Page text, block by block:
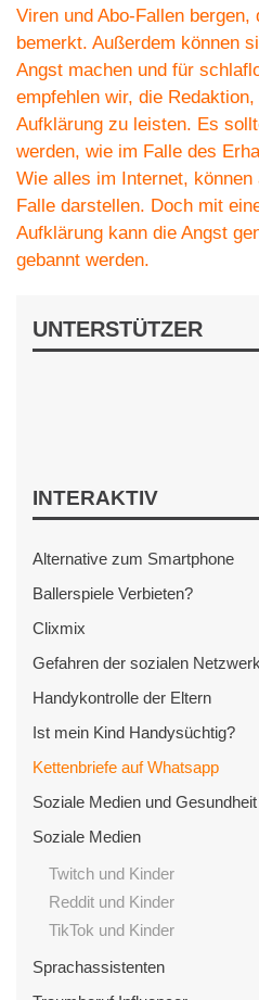
Viren und Abo-Fallen bergen,
bemerkt. Außerdem können
Angst machen und für
empfehlen wir, die
Aufklärung zu leisten. Es
werden, wie im Falle des
Wie alles im Internet,
Falle darstellen. Doch mit
Aufklärung kann die Angst
gebannt werden.
UNTERSTÜTZER
INTERAKTIV
Alternative zum Smartphone
Ballerspiele Verbieten?
Clixmix
Gefahren der sozialen
Handykontrolle der Eltern
Ist mein Kind Handysüchtig?
Kettenbriefe auf Whatsapp
Soziale Medien und Gesundheit
Soziale Medien
Twitch und Kinder
Reddit und Kinder
TikTok und Kinder
Sprachassistenten